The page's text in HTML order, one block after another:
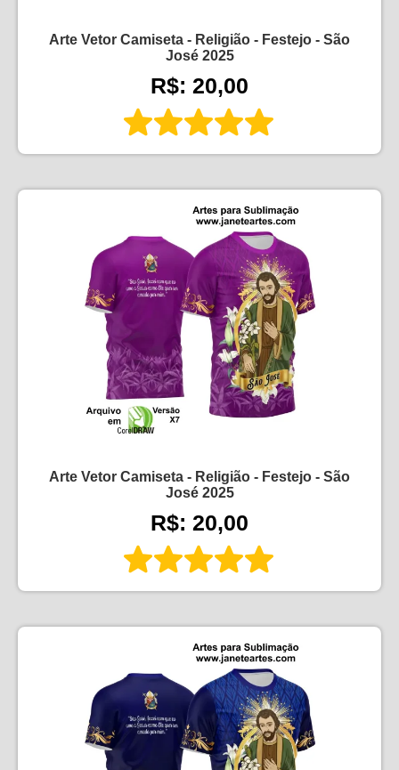
Arte Vetor Camiseta - Religião - Festejo - São
José 2025
R$: 20,00
Arte Vetor Camiseta - Religião - Festejo - São
José 2025
R$: 20,00